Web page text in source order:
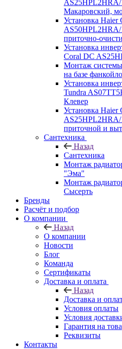
Макаровский,
Установка Haier
приточно-
Установка
Coral DC
Монтаж
на базе
Установка
Tundra
Клевер
Установка Haier
приточной и
Сантехника
Назад
Сантехника
Монтаж
"Эма"
Монтаж
Сысерть
Бренды
Расчёт и подбор
О компании
Назад
О компании
Новости
Блог
Команда
Сертификаты
Доставка и оплата
Назад
Доставка и
Условия оплаты
Условия
Гарантия на
Реквизиты
Контакты